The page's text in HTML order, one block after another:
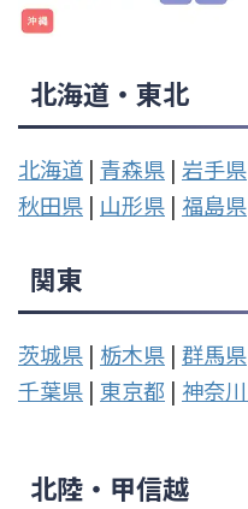
北海道・東北
北海道 | 青森県 | 岩手県
秋田県 | 山形県 | 福島県
関東
茨城県 | 栃木県 | 群馬県
千葉県 | 東京都 | 神奈
北陸・甲信越